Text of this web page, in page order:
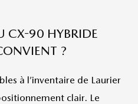
CX-90 HYBRIDE
?
à l’inventaire de Laurier
clair. Le